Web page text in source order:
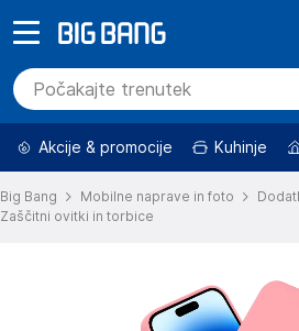
Akcije & promocije Kuhinje
Big Bang Mobilne naprave in foto
Zaščitni ovitki in torbice